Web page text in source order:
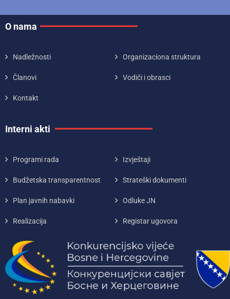
O nama
Nadležnosti Organizaciona struktura
Članovi Vodiči i obrasci
Kontakt
Interni akti
Programi rada Izvještaji
Budžetska transparentnost Strateški dokumenti
Plan javnih nabavki Odluke JN
Realizacija Registar ugovora